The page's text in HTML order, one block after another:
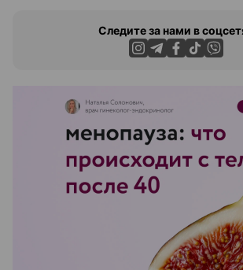
Следите за нами в
ЭФФЕКТИВНАЯ РЕКЛАМА НА